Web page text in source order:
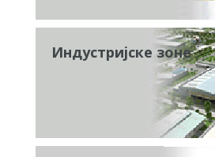
Индустријске зоне